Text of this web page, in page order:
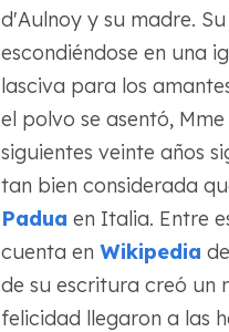
d'Aulnoy y su madre.
escondiéndose en una
lasciva para los
el polvo se asentó,
siguientes veinte años
tan bien considerada
Padua en Italia. Entre
cuenta en Wikipedia
de su escritura creó un
felicidad llegaron a las